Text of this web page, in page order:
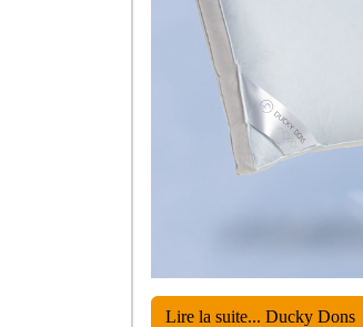
Lire la suite... Ducky Dons